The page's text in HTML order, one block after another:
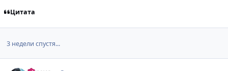
Цитата
3 недели спустя...